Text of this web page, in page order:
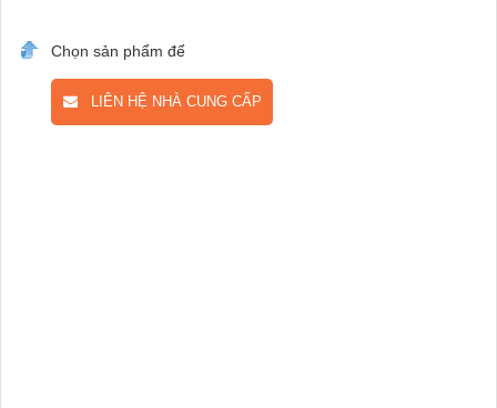
Chọn sản phẩm để
LIÊN HỆ NHÀ CUNG CẤP